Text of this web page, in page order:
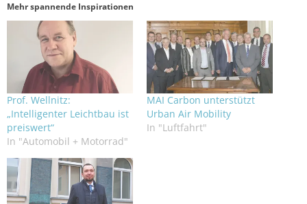
Mehr spannende Inspirationen
Prof. Wellnitz:
„Intelligenter Leichtbau ist
preiswert“
In "Automobil + Motorrad"
MAI Carbon unterstützt
Urban Air Mobility
In "Luftfahrt"